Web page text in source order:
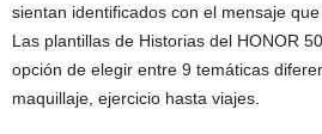
sientan identificados con el mensaje
Las plantillas de Historias del HONOR
opción de elegir entre 9 temáticas
maquillaje, ejercicio hasta viajes.